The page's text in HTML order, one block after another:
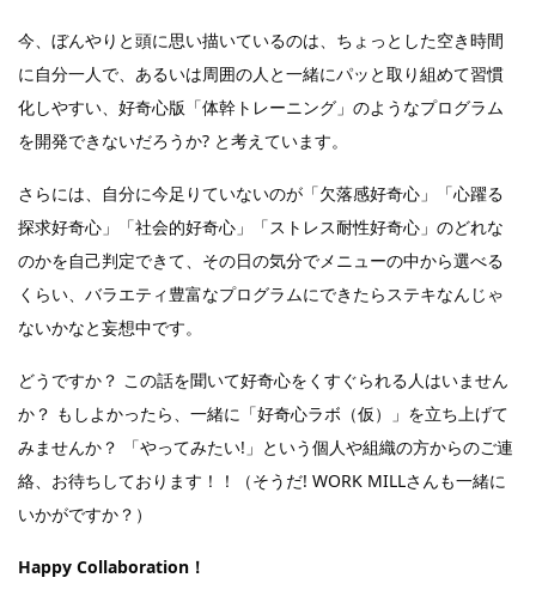
今、ぼんやりと頭に思い描いているのは、ちょっとした空き時間
に自分一人で、あるいは周囲の人と一緒にパッと取り組めて習慣
化しやすい、好奇心版「体幹トレーニング」のようなプログラム
を開発できないだろうか? と考えています。
さらには、自分に今足りていないのが「欠落感好奇心」「心躍る
探求好奇心」「社会的好奇心」「ストレス耐性好奇心」のどれな
のかを自己判定できて、その日の気分でメニューの中から選べる
くらい、バラエティ豊富なプログラムにできたらステキなんじゃ
ないかなと妄想中です。
どうですか？ この話を聞いて好奇心をくすぐられる人はいません
か？ もしよかったら、一緒に「好奇心ラボ（仮）」を立ち上げて
みませんか？ 「やってみたい!」という個人や組織の方からのご連
絡、お待ちしております！！（そうだ! WORK MILLさんも一緒に
いかがですか？）
Happy Collaboration！